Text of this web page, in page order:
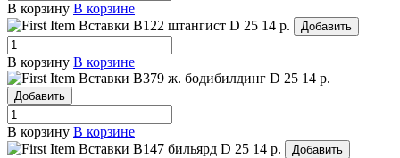
В корзину В корзине
Вставки B122 штангист D 25 14 р. Добавить
В корзину В корзине
Вставки B379 ж. бодибилдинг D 25 14 р.
Добавить
В корзину В корзине
Вставки B147 бильярд D 25 14 р. Добавить